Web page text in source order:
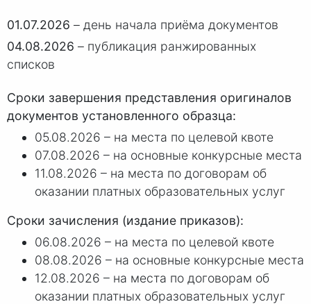
01.07.2026 – день начала приёма документов
04.08.2026 – публикация ранжированных
списков
Сроки завершения представления оригиналов
документов установленного образца:
05.08.2026 – на места по целевой квоте
07.08.2026 – на основные конкурсные места
11.08.2026 – на места по договорам об
оказании платных образовательных услуг
Сроки зачисления (издание приказов):
06.08.2026 – на места по целевой квоте
08.08.2026 – на основные конкурсные места
12.08.2026 – на места по договорам об
оказании платных образовательных услуг